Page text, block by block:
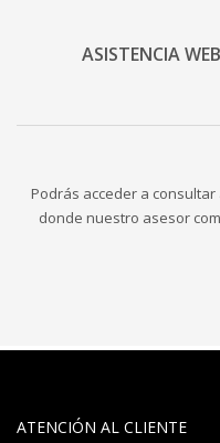
ASISTENCIA
Podrás acceder a
donde nuestro asesor
ATENCIÓN AL CLIENTE